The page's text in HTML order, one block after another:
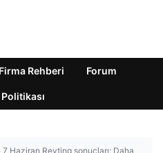
Firma Rehberi Forum
7 Haziran Reyting sonuçları: Daha